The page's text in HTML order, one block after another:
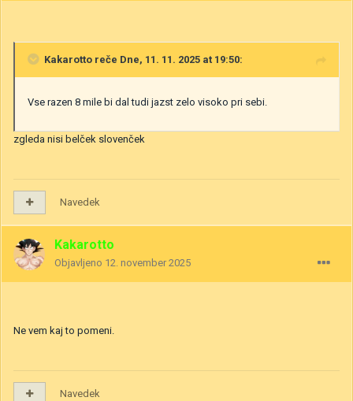
Kakarotto reče Dne, 11. 11. 2025 at 19:50:
Vse razen 8 mile bi dal tudi jazst zelo visoko pri sebi.
zgleda nisi belček slovenček
Navedek
Kakarotto
Objavljeno 12. november 2025
Ne vem kaj to pomeni.
Navedek